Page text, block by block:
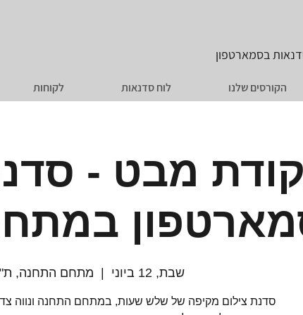
בסמארטפון
לקוחות לוח סדנאות הקורסים שלנו
מבט -
שבת, 12 ביוני מתחם התחנה,
סדנת צילום מקיפה של שלש שעות, במתחם התחנה ונווה